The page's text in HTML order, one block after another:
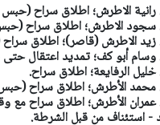
عمران الأطرش؛ اطلاق سراح مع
- استئناف من قبل الشرطة.